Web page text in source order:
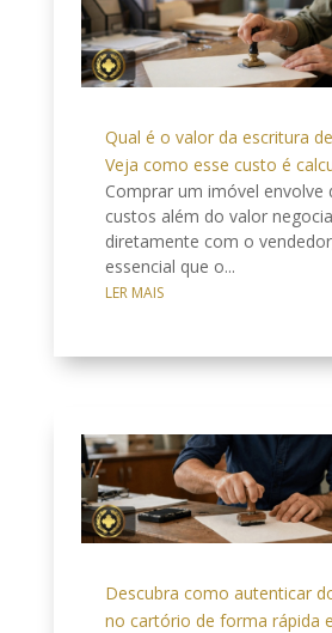
Qual é o valor da escritura
Veja como esse custo é
Comprar um imóvel envolve
custos além do valor
diretamente com o
essencial que o...
LER MAIS
Descubra como autenticar
no cartório de forma rápida